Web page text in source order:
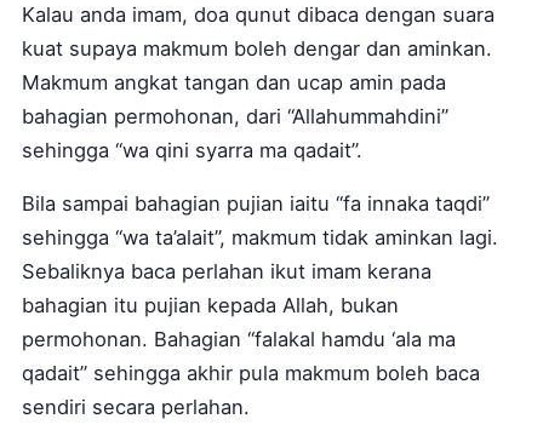
Kalau anda imam, doa qunut dibaca dengan suara
kuat supaya makmum boleh dengar dan aminkan.
Makmum angkat tangan dan ucap amin pada
bahagian permohonan, dari “Allahummahdini”
sehingga “wa qini syarra ma qadait”.
Bila sampai bahagian pujian iaitu “fa innaka taqdi”
sehingga “wa ta’alait”, makmum tidak aminkan lagi.
Sebaliknya baca perlahan ikut imam kerana
bahagian itu pujian kepada Allah, bukan
permohonan. Bahagian “falakal hamdu ‘ala ma
qadait” sehingga akhir pula makmum boleh baca
sendiri secara perlahan.